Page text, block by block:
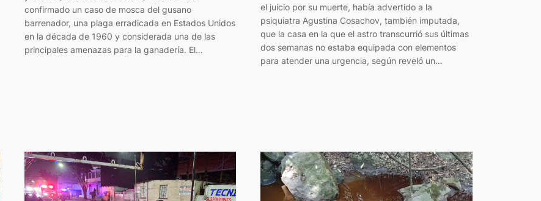
confirmado un caso de mosca del gusano
barrenador, una plaga erradicada en Estados Unidos
en la década de 1960 y considerada una de las
principales amenazas para la ganadería. El…
el juicio por su muerte, había advertido a la
psiquiatra Agustina Cosachov, también imputada,
que la casa en la que el astro transcurrió sus últimas
dos semanas no estaba equipada con elementos
para atender una urgencia, según reveló un…